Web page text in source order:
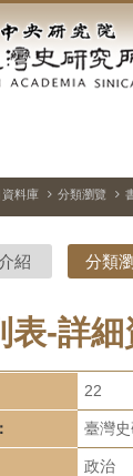
料庫 分類瀏覽
紹 分類
表-詳細
22
臺灣
政治